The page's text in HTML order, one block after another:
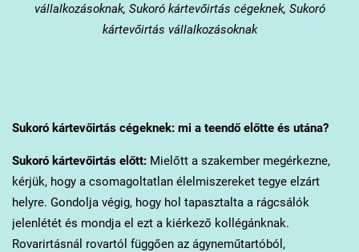
vállalkozásoknak, Sukoró kártevőirtás cégeknek, Sukoró
kártevőirtás vállalkozásoknak
Sukorókártevőirtás cégeknek: mi a teendő előtte és utána?
Sukorókártevőirtás előtt:Mielőtt a szakember megérkezne,
kérjük, hogy a csomagoltatlan élelmiszereket tegye elzárt
helyre. Gondolja végig, hogy hol tapasztalta a rágcsálók
jelenlétét és mondja el ezt a kiérkező kollégánknak.
Rovarirtásnál rovartól függően az ágyneműtartóból,